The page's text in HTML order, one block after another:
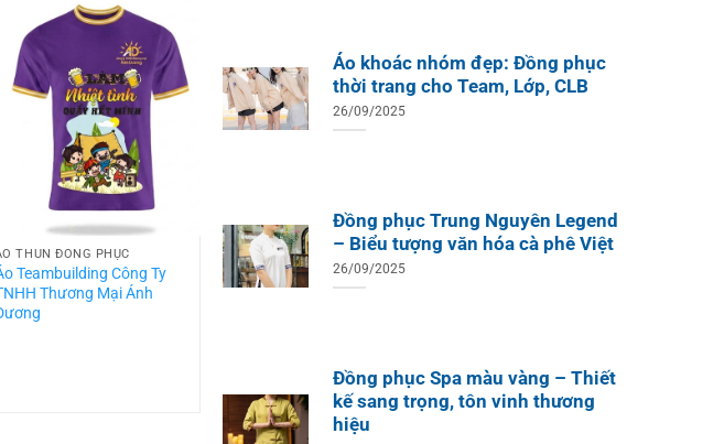
THUN ĐỒNG PHỤC
Teambuilding Công Ty
Thương Mại Ánh
Áo khoác nhóm đẹp: Đồng phục
thời trang cho Team, Lớp, CLB
26/09/2025
Đồng phục Trung Nguyên Legend
– Biểu tượng văn hóa cà phê Việt
26/09/2025
Đồng phục Spa màu vàng – Thiết
kế sang trọng, tôn vinh thương
hiệu